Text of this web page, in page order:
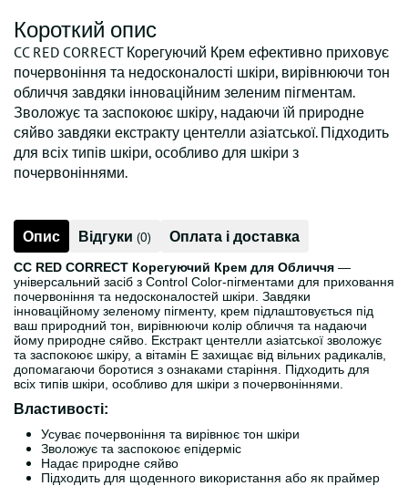
Короткий опис
CC RED CORRECT Корегуючий Крем ефективно приховує
почервоніння та недосконалості шкіри, вирівнюючи тон
обличчя завдяки інноваційним зеленим пігментам.
Зволожує та заспокоює шкіру, надаючи їй природне
сяйво завдяки екстракту центелли азіатської. Підходить
для всіх типів шкіри, особливо для шкіри з
почервоніннями.
Опис Відгуки (0) Оплата і доставка
CC RED CORRECT Корегуючий Крем для Обличчя —
універсальний засіб з Control Color-пігментами для приховання
почервоніння та недосконалостей шкіри. Завдяки
інноваційному зеленому пігменту, крем підлаштовується під
ваш природний тон, вирівнюючи колір обличчя та надаючи
йому природне сяйво. Екстракт центелли азіатської зволожує
та заспокоює шкіру, а вітамін Е захищає від вільних радикалів,
допомагаючи боротися з ознаками старіння. Підходить для
всіх типів шкіри, особливо для шкіри з почервоніннями.
Властивості:
Усуває почервоніння та вирівнює тон шкіри
Зволожує та заспокоює епідерміс
Надає природне сяйво
Підходить для щоденного використання або як праймер